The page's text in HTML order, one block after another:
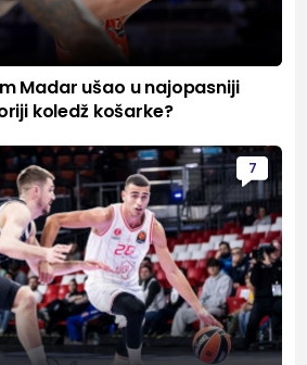
Madar ušao u najopasniji
koledž košarke?
7